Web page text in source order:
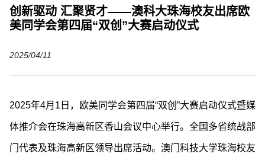
创新驱动 汇聚贤才——澳科大珠海校友出席欧
美同学会第四届“双创”大赛启动仪式
2025/04/11
2025年4月1日，欧美同学会第四届“双创”大赛启动仪式暨媒
体推介会在珠海高新区香山会议中心举行。全国多省统战部
门代表及珠海高新区领导出席活动。澳门科技大学珠海校友